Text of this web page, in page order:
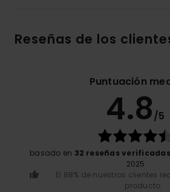
Reseñas de los
Puntuación
4.8/5
basado en 32 reseñas verificadas
2025
El 88% de nuestros clientes
producto